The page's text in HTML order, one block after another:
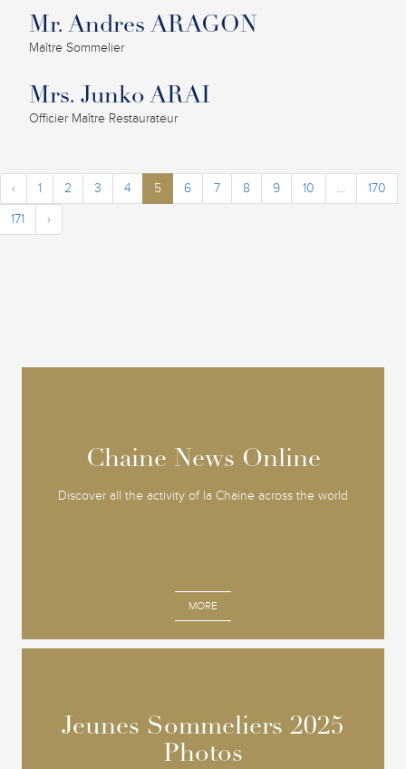
Mr. Andres ARAGON
Maître Sommelier
Mrs. Junko ARAI
Officier Maître Restaurateur
‹ 1 2 3 4 5 6 7 8 9 10 ...
170
171
›
Chaine News Online
Discover all the activity of la Chaine across the world
MORE
Chaine News Online
Jeunes Sommeliers 2025
Photos
Jeunes Sommeliers 2025
Photos